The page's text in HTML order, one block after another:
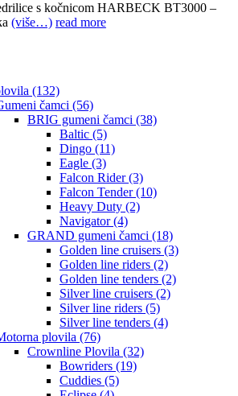
s kočnicom HARBECK BT3000 –
(više…) read more
(132)
čamci (56)
BRIG gumeni čamci (38)
Baltic (5)
Dingo (11)
Eagle (3)
Falcon Rider (3)
Falcon Tender (10)
Heavy Duty (2)
Navigator (4)
GRAND gumeni čamci (18)
Golden line cruisers (3)
Golden line riders (2)
Golden line tenders (2)
Silver line cruisers (2)
Silver line riders (5)
Silver line tenders (4)
plovila (76)
Crownline Plovila (32)
Bowriders (19)
Cuddies (5)